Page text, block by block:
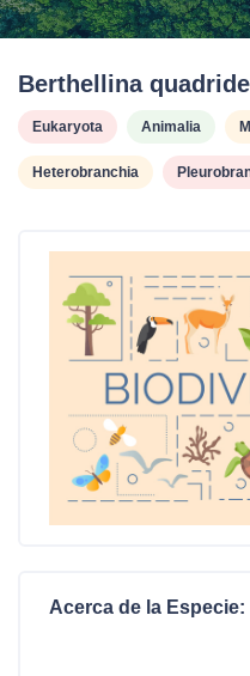
Berthellina
Eukaryota Animalia
Heterobranchia
Acerca de la Especie: